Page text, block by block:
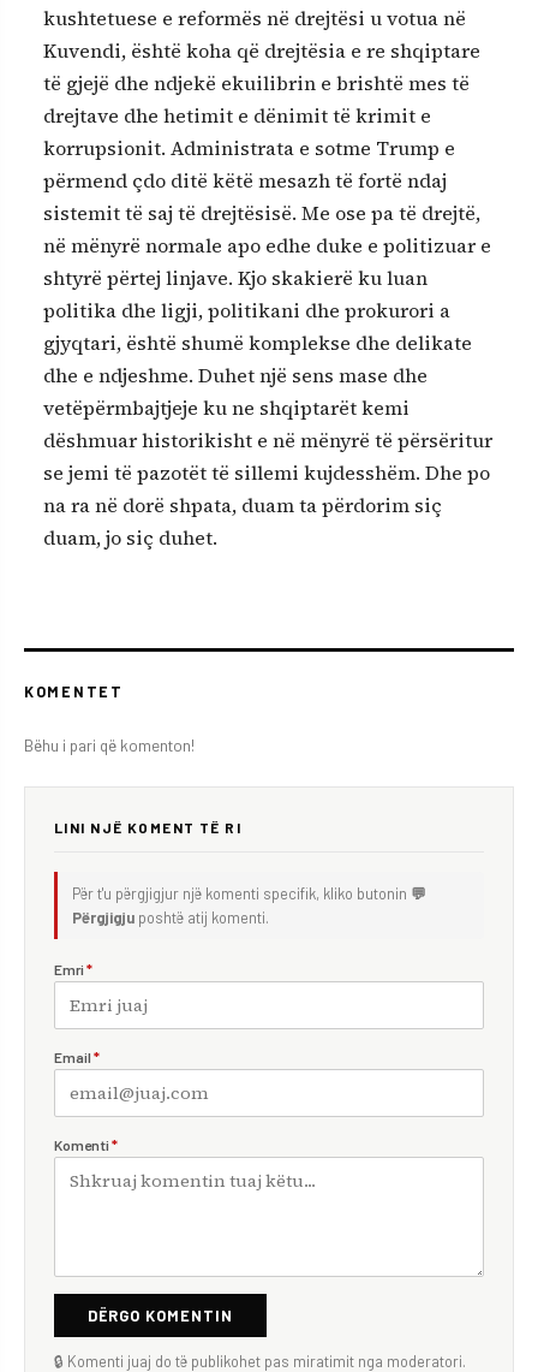
kushtetuese e reformës në drejtësi u votua në
Kuvendi, është koha që drejtësia e re shqiptare
të gjejë dhe ndjekë ekuilibrin e brishtë mes të
drejtave dhe hetimit e dënimit të krimit e
korrupsionit. Administrata e sotme Trump e
përmend çdo ditë këtë mesazh të fortë ndaj
sistemit të saj të drejtësisë. Me ose pa të drejtë,
në mënyrë normale apo edhe duke e politizuar e
shtyrë përtej linjave. Kjo skakierë ku luan
politika dhe ligji, politikani dhe prokurori a
gjyqtari, është shumë komplekse dhe delikate
dhe e ndjeshme. Duhet një sens mase dhe
vetëpërmbajtjeje ku ne shqiptarët kemi
dëshmuar historikisht e në mënyrë të përsëritur
se jemi të pazotët të sillemi kujdesshëm. Dhe po
na ra në dorë shpata, duam ta përdorim siç
duam, jo siç duhet.
KOMENTET
Bëhu i pari që komenton!
LINI NJË KOMENT TË RI
Për t'u përgjigjur një komenti specifik, kliko butonin 💬
Përgjigju poshtë atij komenti.
Emri *
Email *
Komenti *
DËRGO KOMENTIN
🔒 Komenti juaj do të publikohet pas miratimit nga moderatori.